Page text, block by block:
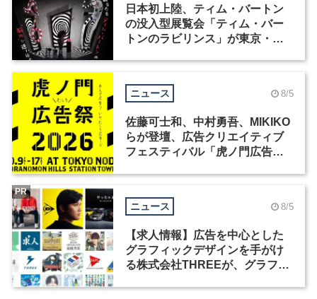
日本初上陸、ティム・バートン
の没入型展覧会「ティム・バー
トンのラビリンス」が東京・豊
ニュース 8/5
佐藤可士和、中村勇吾、MIKIKO
らが登壇、広告クリエイティブ
フェスティバル「虎ノ門広告
ニュース 8/5
【求人情報】広告を中心とした
グラフィックデザインを手がけ
る株式会社THREEが、グラフィ
PR